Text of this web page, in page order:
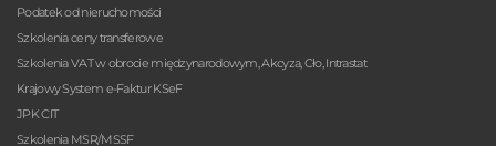
Podatek od nieruchomości
Szkolenia ceny transferowe
Szkolenia VAT w obrocie międzynarodowym, Akcyza, Cło, Intrastat
Krajowy System e-Faktur KSeF
JPK CIT
Szkolenia MSR/MSSF